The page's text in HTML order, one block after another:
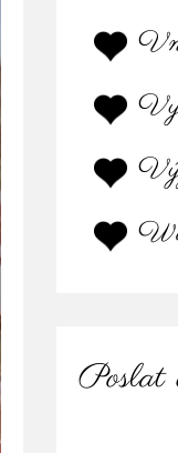
Poslat